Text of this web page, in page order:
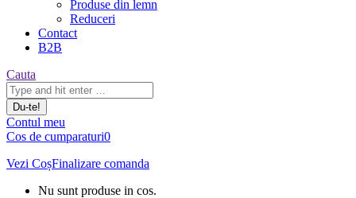
Produse din lemn
Reduceri
Contact
B2B
Căutare:
Cauta
Contul meu
Cos de cumparaturi0
Vezi CoșFinalizare comanda
Nu sunt produse in cos.